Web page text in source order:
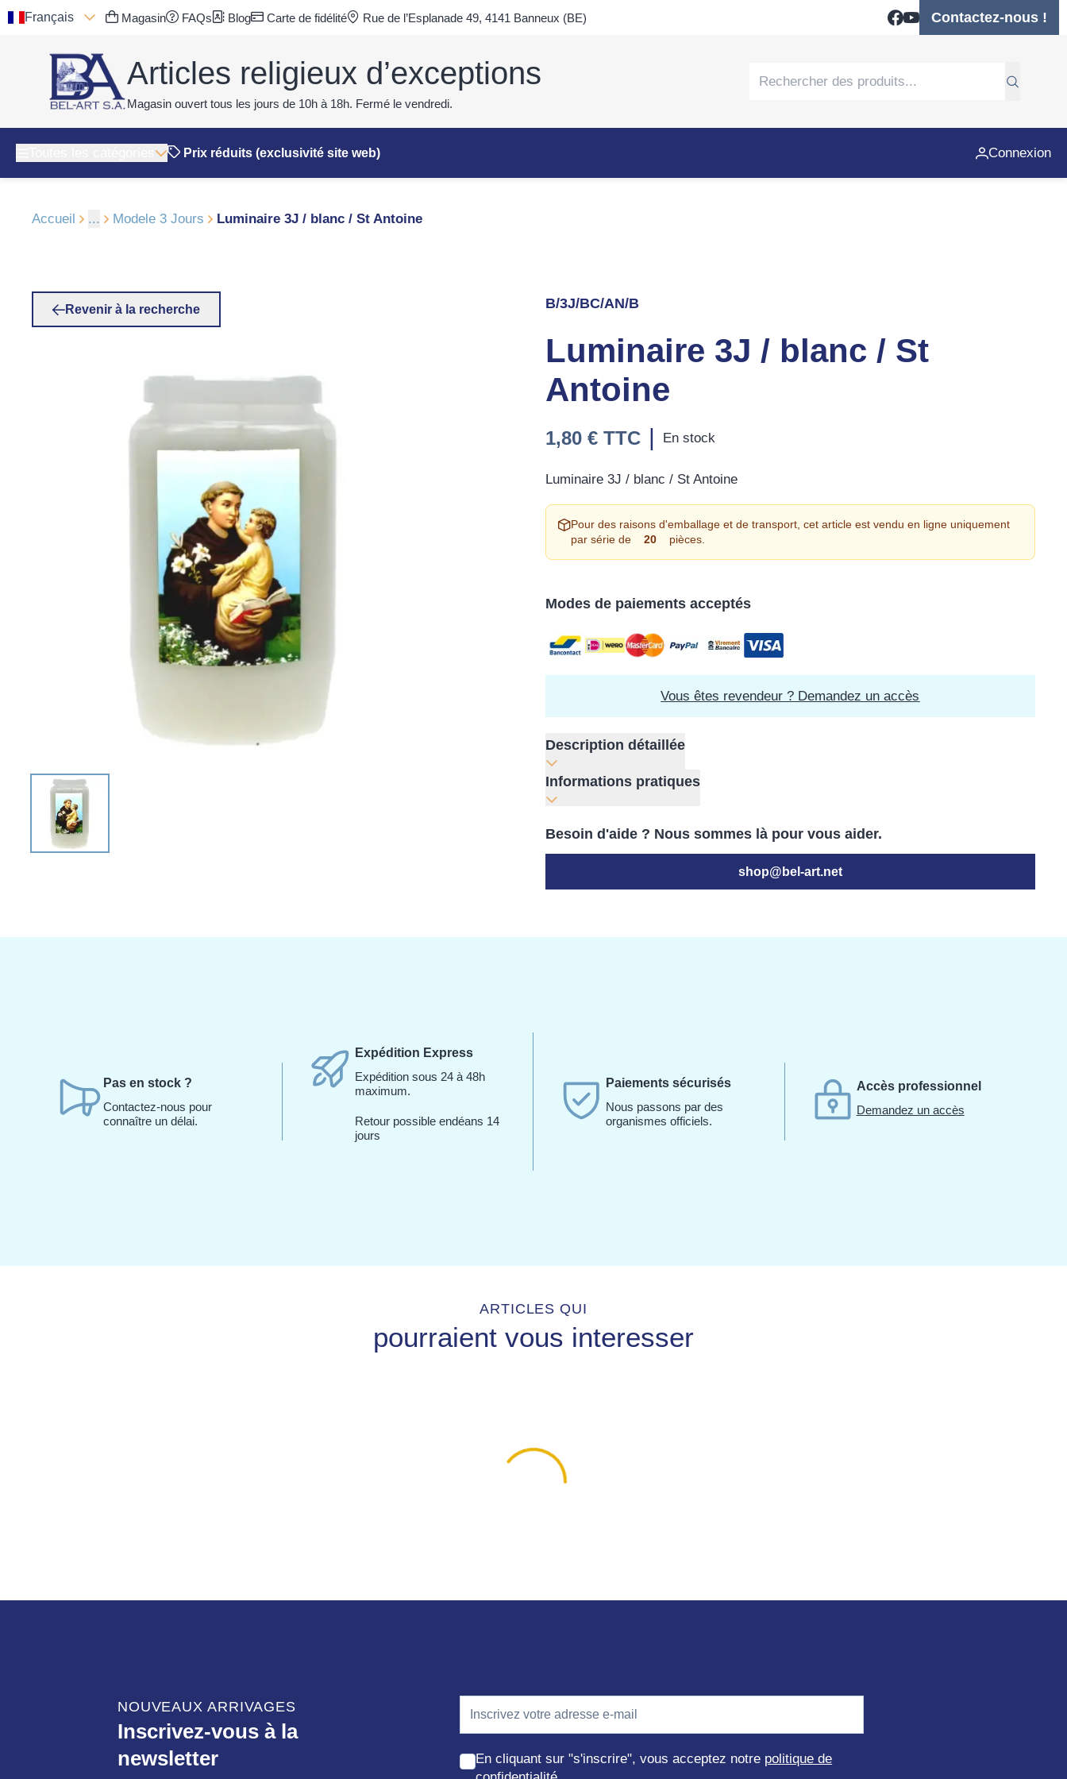
Français Magasin FAQs Blog Carte de fidélité Rue de l’Esplanade 49, 4141 Banneux (BE) Contactez-nous !
Articles religieux d’exceptions
Magasin ouvert tous les jours de 10h à 18h. Fermé le vendredi.
Prix réduits (exclusivité site web) Connexion
Accueil ... Modele 3 Jours Luminaire 3J / blanc / St Antoine
Revenir à la recherche B/3J/BC/AN/B
Luminaire 3J / blanc / St
Antoine
1,80 € TTC | En stock
Luminaire 3J / blanc / St Antoine
Pour des raisons d'emballage et de transport, cet article est vendu en ligne uniquement
par série de
20 pièces.
Modes de paiements acceptés
Vous êtes revendeur ? Demandez un accès
Description détaillée
Informations pratiques
Besoin d'aide ? Nous sommes là pour vous aider.
shop@bel-art.net
Pas en stock ?
Contactez-nous pour
connaître un délai.
Expédition Express
Expédition sous 24 à 48h
maximum.
Retour possible endéans 14
jours
Paiements sécurisés
Nous passons par des
organismes officiels.
Accès professionnel
Demandez un accès
ARTICLES QUI
pourraient vous interesser
NOUVEAUX ARRIVAGES
Inscrivez-vous à la
newsletter
En cliquant sur "s'inscrire", vous acceptez notre politique de